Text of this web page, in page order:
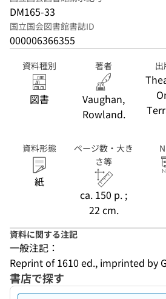
record in early
printed books
published in
facsimile, 898)
DM165-33
国立国会図書館書誌ID
000006366355
資料種別
図書
著者
Vaughan,
Rowland.
資料形態
紙
ページ数・大き
さ等
ca. 150 p. ;
22 cm.
資料に関する注記
一般注記：
Reprint of 1610 ed., imprinted by
書店で探す